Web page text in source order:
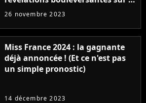
réaction des acteurs de Fast and
26 novembre 2023
Miss France 2024 : la gagnante
déjà annoncée ! (Et ce n'est pas
un simple pronostic)
14 décembre 2023